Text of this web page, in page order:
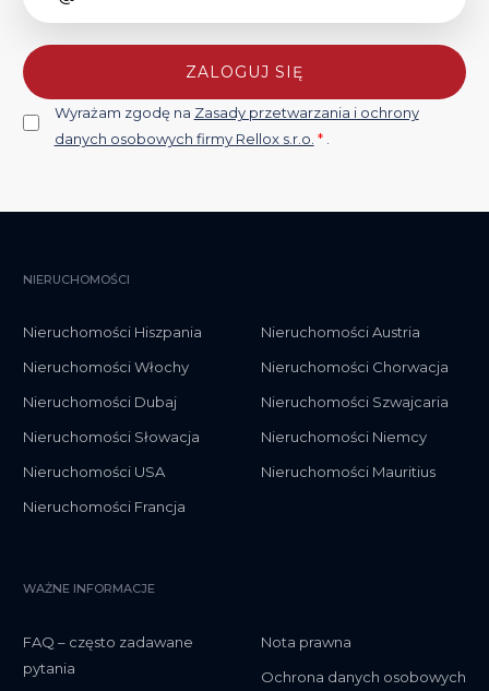
ZALOGUJ SIĘ
Wyrażam zgodę na Zasady przetwarzania i ochrony
danych osobowych firmy Rellox s.r.o. *
NIERUCHOMOŚCI
Nieruchomości Hiszpania
Nieruchomości Włochy
Nieruchomości Dubaj
Nieruchomości Słowacja
Nieruchomości USA
Nieruchomości Francja
Nieruchomości Austria
Nieruchomości Chorwacja
Nieruchomości Szwajcaria
Nieruchomości Niemcy
Nieruchomości Mauritius
WAŻNE INFORMACJE
FAQ – często zadawane
pytania
Nota prawna
Ochrona danych osobowych